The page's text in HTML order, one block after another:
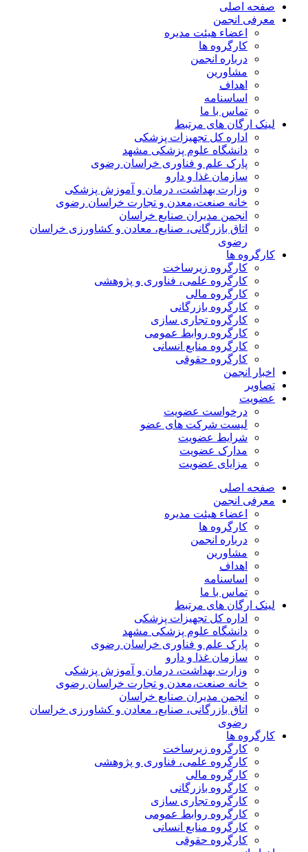
صفحه اصلی
معرفی انجمن
اعضاء هیئت مدیره
کارگروه ها
درباره انجمن
مشاورین
اهداف
اساسنامه
تماس با ما
لینک ارگان های مرتبط
اداره کل تجهیزات پزشکی
دانشگاه علوم پزشکی مشهد
پارک علم و فناوری خراسان رضوی
سازمان غذا و دارو
وزارت بهداشت، درمان و آموزش پزشکی
خانه صنعت،معدن و تجارت خراسان رضوی
انجمن مدیران صنایع خراسان
اتاق بازرگانی، صنایع، معادن و کشاورزی خراسان
رضوی
کارگروه ها
کارگروه زیرساخت
کارگروه علمی، فناوری و پژوهشی
کارگروه مالی
کارگروه بازرگانی
کارگروه تجاری سازی
کارگروه روابط عمومی
کارگروه منابع انسانی
کارگروه حقوقی
اخبار انجمن
تصاویر
عضویت
درخواست عضویت
لیست شرکت های عضو
شرایط عضویت
مدارک عضویت
مزایای عضویت
صفحه اصلی
معرفی انجمن
اعضاء هیئت مدیره
کارگروه ها
درباره انجمن
مشاورین
اهداف
اساسنامه
تماس با ما
لینک ارگان های مرتبط
اداره کل تجهیزات پزشکی
دانشگاه علوم پزشکی مشهد
پارک علم و فناوری خراسان رضوی
سازمان غذا و دارو
وزارت بهداشت، درمان و آموزش پزشکی
خانه صنعت،معدن و تجارت خراسان رضوی
انجمن مدیران صنایع خراسان
اتاق بازرگانی، صنایع، معادن و کشاورزی خراسان
رضوی
کارگروه ها
کارگروه زیرساخت
کارگروه علمی، فناوری و پژوهشی
کارگروه مالی
کارگروه بازرگانی
کارگروه تجاری سازی
کارگروه روابط عمومی
کارگروه منابع انسانی
کارگروه حقوقی